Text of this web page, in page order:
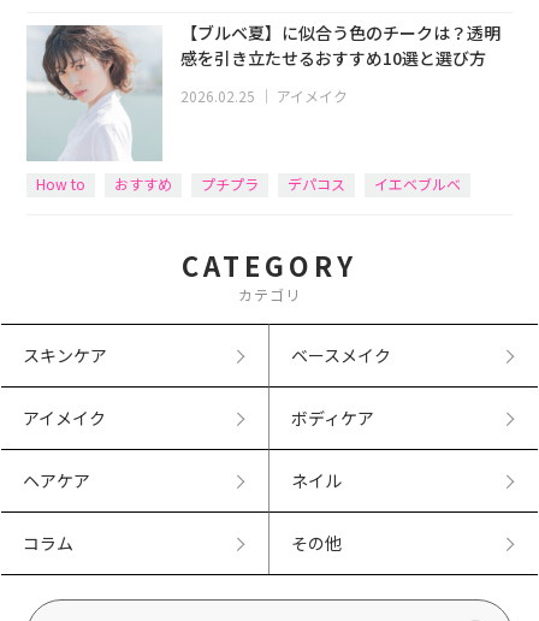
【ブルベ夏】に似合う色のチークは？透明
感を引き立たせるおすすめ10選と選び方
2026.02.25 ｜ アイメイク
How to おすすめ プチプラ デパコス イエベブルベ
CATEGORY
カテゴリ
スキンケア ベースメイク
アイメイク ボディケア
ヘアケア ネイル
コラム その他